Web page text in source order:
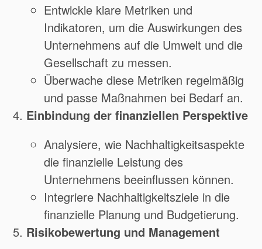
Entwickle klare Metriken und
Indikatoren, um die Auswirkungen des
Unternehmens auf die Umwelt und die
Gesellschaft zu messen.
Überwache diese Metriken regelmäßig
und passe Maßnahmen bei Bedarf an.
Einbindung der finanziellen Perspektive
Analysiere, wie Nachhaltigkeitsaspekte
die finanzielle Leistung des
Unternehmens beeinflussen können.
Integriere Nachhaltigkeitsziele in die
finanzielle Planung und Budgetierung.
Risikobewertung und Management